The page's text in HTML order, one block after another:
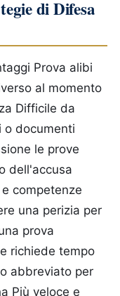
di Difesa
Prova alibi
al momento
Difficile da
o documenti
le prove
dell'accusa
competenze
una perizia per
prova
richiede tempo
abbreviato per
Più veloce e